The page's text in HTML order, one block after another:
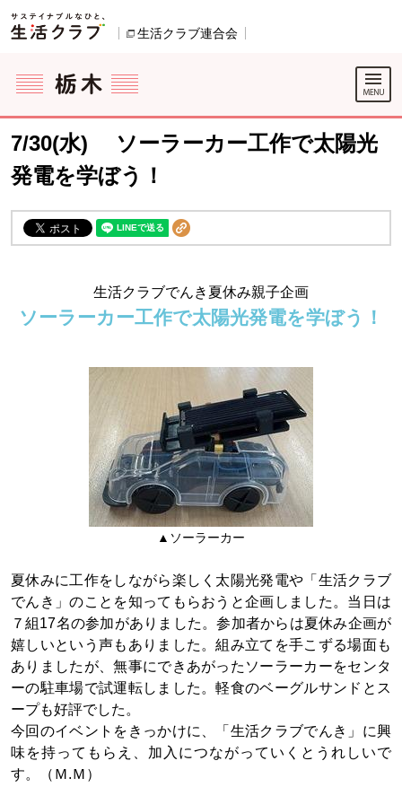
ページの先頭です。
生活クラブ連合会
ここからサイト内共通メニューです。
サイト内共通メニューをスキップする
サイト内共通メニューここまで。
7/30(水) ソーラーカー工作で太陽光
発電を学ぼう！
生活クラブでんき夏休み親子企画
ソーラーカー工作で太陽光発電を学ぼう！
▲ソーラーカー
夏休みに工作をしながら楽しく太陽光発電や「生活クラブ
でんき」のことを知ってもらおうと企画しました。当日は
７組17名の参加がありました。参加者からは夏休み企画が
嬉しいという声もありました。組み立てを手こずる場面も
ありましたが、無事にできあがったソーラーカーをセンタ
ーの駐車場で試運転しました。軽食のベーグルサンドとス
ープも好評でした。
今回のイベントをきっかけに、「生活クラブでんき」に興
味を持ってもらえ、加入につながっていくとうれしいで
す。（Ｍ.Ｍ）